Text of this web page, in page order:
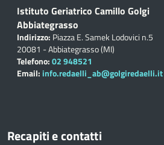
Istituto Geriatrico Camillo Golgi
Abbiategrasso
Indirizzo: Piazza E. Samek Lodovici n.5
20081 - Abbiategrasso (MI)
Telefono:02 948521
Email: info.redaelli_ab@golgiredaelli.it
Recapiti e contatti